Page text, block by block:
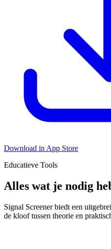
Download in App Store
Educatieve Tools
Alles wat je nodig
Signal Screener biedt een
de kloof tussen theorie en